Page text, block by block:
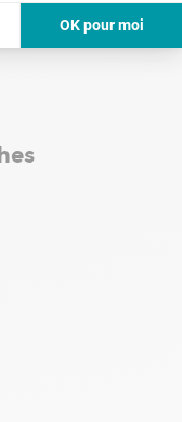
OK pour moi
vos Options
gérer vos paramètres